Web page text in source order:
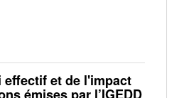
et de l'impact